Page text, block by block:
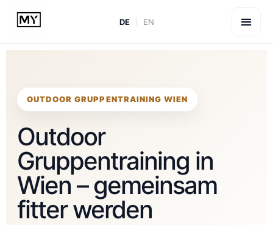
DE EN
OUTDOOR GRUPPENTRAINING WIEN
Outdoor
Gruppentraining in
Wien – gemeinsam
fitter werden